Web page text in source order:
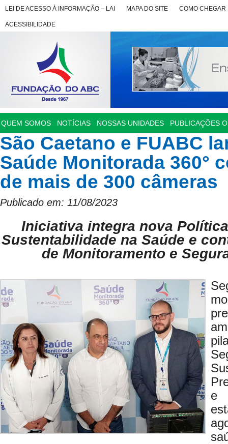
LEI DE ACESSO À INFORMAÇÃO – LAI MAPA DO SITE COMO CHEGAR
ACESSIBILIDADE
QUEM SOMOS NOTÍCIAS NOSSAS UNIDADES PUBLICAÇÕES
São Caetano e FUABC
Saúde Monitorada 360°
de mais de 300 câmeras
Publicado em: 11/08/2023
Iniciativa integra nova
Sustentabilidade na Saúde e
de Monitoramento e
e